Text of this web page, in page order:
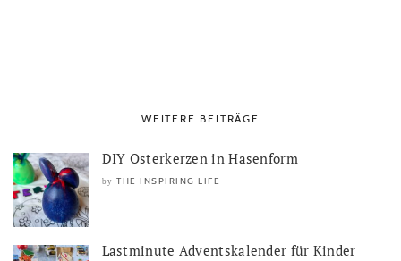
WEITERE BEITRÄGE
DIY Osterkerzen in Hasenform
by THE INSPIRING LIFE
Lastminute Adventskalender für Kinder